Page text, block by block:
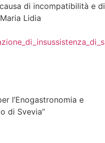
di incompatibilità e di
Lidia
l’Enogastronomia e
di Svevia”